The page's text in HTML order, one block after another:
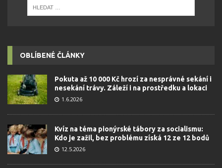
OBLÍBENÉ ČLÁNKY
Pokuta až 10 000 Kč hrozí za nesprávné sekání i
nesekání trávy. Záleží i na prostředku a lokaci
1.6.2026
Kvíz na téma pionýrské tábory za socialismu:
Kdo je zažil, bez problému získá 12 ze 12 bodů
12.5.2026